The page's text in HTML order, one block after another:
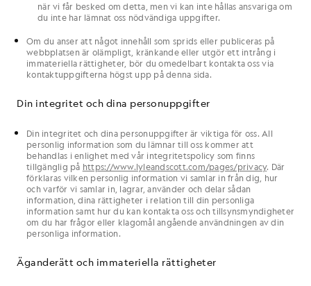
när vi får besked om detta, menvi kan inte hållas ansvariga om
du inte har lämnat oss nödvändiga uppgifter.
Om du anser att något innehåll som sprids eller publiceras på
webbplatsenär olämpligt, kränkande eller utgör ett intrång i
immateriella rättigheter, bör du omedelbart kontaktaossvia
kontaktuppgifterna högst upp på denna sida.
Din integritet och dina personuppgifter
Dinintegritet och dina personuppgifter är viktiga för oss. All
personlig information som du lämnar tilloss kommer att
behandlas i enlighet medvår integritetspolicy som finns
tillgänglig på https://www.lyleandscott.com/pages/privacy. Där
förklaras vilken personlig information vi samlar in fråndig , hur
och varför vi samlar in, lagrar, använder och delar sådan
information,dina rättigheter i relation till din personliga
information samt hur du kan kontaktaossoch tillsynsmyndigheter
om du har frågor eller klagomål angående användningen avdin
personliga information.
Äganderätt och immateriella rättigheter